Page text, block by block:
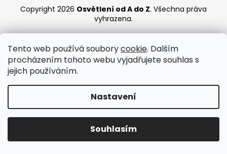
Tento web používá souborycookie. Dalším
procházením tohoto webu vyjadřujete souhlas s
jejich používáním.
Nastavení
Souhlasím
HLEDAT
Copyright 2026 Osvětlení od A do Z. Všechna práva
vyhrazena.